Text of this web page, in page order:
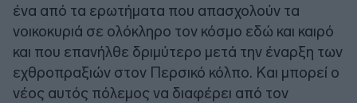
ένα από τα ερωτήματα που απασχολούν τα
νοικοκυριά σε ολόκληρο τον κόσμο εδώ και καιρό
και που επανήλθε δριμύτερο μετά την έναρξη των
εχθροπραξιών στον Περσικό κόλπο. Και μπορεί ο
νέος αυτός πόλεμος να διαφέρει από τον